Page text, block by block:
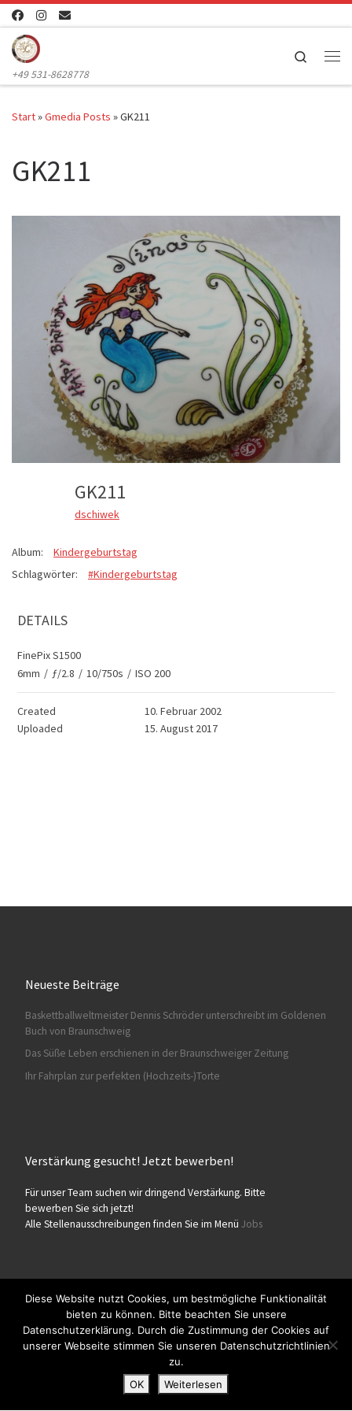
Zum Inhalt springen
+49 531-8628778
Search
Start»Gmedia Posts »GK211
GK211
GK211
dschiwek
Album:
Kindergeburtstag
Schlagwörter:
#Kindergeburtstag
DETAILS
FinePix S1500
6mm / ƒ/2.8 / 10/750s / ISO 200
Created
10. Februar 2002
Uploaded
15. August 2017
Neueste Beiträge
Baskettballweltmeister Dennis Schröder unterschreibt im Goldenen
Buch von Braunschweig
Das Süße Leben erschienen in der Braunschweiger Zeitung
Ihr Fahrplan zur perfekten (Hochzeits-)Torte
Verstärkung gesucht! Jetzt bewerben!
Für unser Team suchen wir dringend Verstärkung. Bitte
bewerben Sie sich jetzt!
Alle Stellenausschreibungen finden Sie im Menü Jobs
© 2026Konditorei Süßes Leben– Alle Rechte vorbehalten
Präsentiert von WP – Entworfen mit demCustomizr-Theme
Diese Website nutzt Cookies, um bestmögliche Funktionalität
bieten zu können. Bitte beachten Sie unsere
Datenschutzerklärung. Durch die Zustimmung der Cookies auf
unserer Webseite stimmen Sie unseren Datenschutzrichtlinien
zu.
OK
Weiterlesen